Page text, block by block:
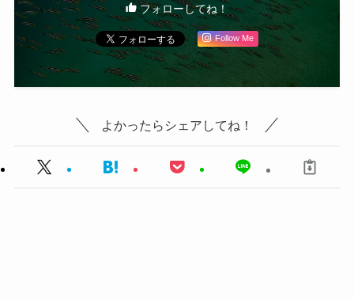
フォローしてね！
Follow Me
よかったらシェアしてね！